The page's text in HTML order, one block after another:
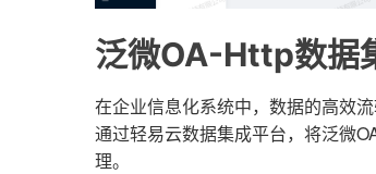
泛微OA-Http数据
在企业信息化系统中，数据的高效
通过轻易云数据集成平台，将泛微
理。